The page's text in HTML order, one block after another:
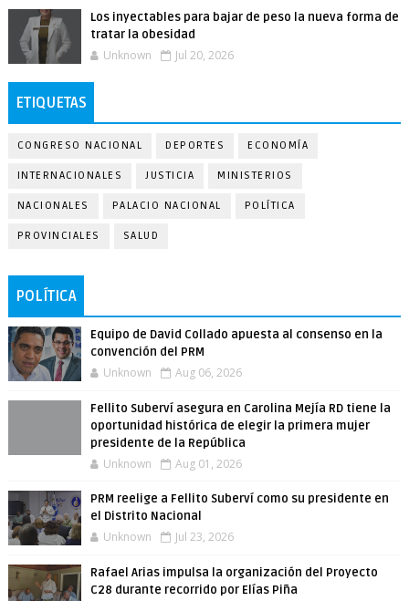
Los inyectables para bajar de peso la nueva forma de
tratar la obesidad
Unknown Jul 20, 2026
ETIQUETAS
CONGRESO NACIONAL DEPORTES ECONOMÍA
INTERNACIONALES JUSTICIA MINISTERIOS
NACIONALES PALACIO NACIONAL POLÍTICA
PROVINCIALES SALUD
POLÍTICA
Equipo de David Collado apuesta al consenso en la
convención del PRM
Unknown Aug 06, 2026
Fellito Suberví asegura en Carolina Mejía RD tiene la
oportunidad histórica de elegir la primera mujer
presidente de la República
Unknown Aug 01, 2026
PRM reelige a Fellito Suberví como su presidente en
el Distrito Nacional
Unknown Jul 23, 2026
Rafael Arias impulsa la organización del Proyecto
C28 durante recorrido por Elías Piña